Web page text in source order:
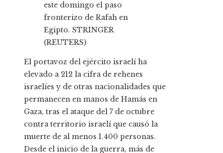
este domingo el paso
fronterizo de Rafah en
Egipto. STRINGER
(REUTERS)
El portavoz del ejército israelí ha
elevado a 212 la cifra de rehenes
israelíes y de otras nacionalidades que
permanecen en manos de Hamás en
Gaza, tras el ataque del 7 de octubre
contra territorio israelí que causó la
muerte de al menos 1.400 personas.
Desde el inicio de la guerra, más de